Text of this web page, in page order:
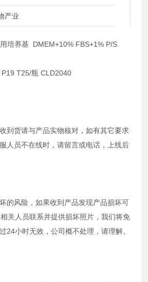
产业
培养基 DMEM+10% FBS+1% P/S
T25/瓶 CLD2040
到货请与产品实物核对，如有其它要求
人员不在线时，请留言或电话，上线后
的风险，如果收到产品发现产品损坏可
关人员联系并提供损坏照片，我们将免
24小时无效，公司概不处理，请理解。